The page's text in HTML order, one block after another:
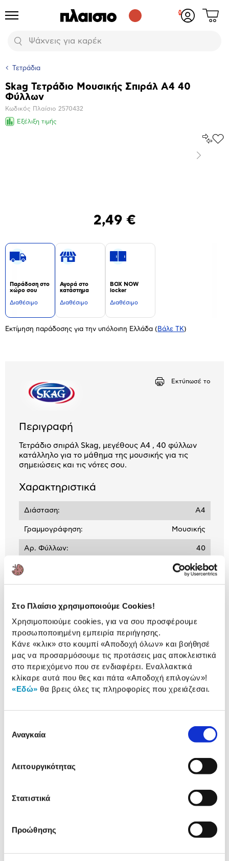
Στο Πλαίσιο χρησιμοποιούμε Cookies!
Χρησιμοποιούμε cookies, για να σου προσφέρουμε
προσωποποιημένη εμπειρία περιήγησης.
Κάνε «κλικ» στο κουμπί «Αποδοχή όλων» και βοήθησέ
μας να προσαρμόσουμε τις προτάσεις μας αποκλειστικά
στο περιεχόμενο που σε ενδιαφέρει. Εναλλακτικά
κλίκαρε αυτά που θες και πάτα «Αποδοχή επιλογών»!
«Εδώ» θα βρεις όλες τις πληροφορίες που χρειάζεσαι.
συγκατάθεσης
Αναγκαία
Λειτουργικότητας
Στατιστικά
Προώθησης
Προϊόντα
Αναζήτηση
Δες
Τετράδια
Βασικά
χαρακτηριστικά
Skag Τετράδιο Μουσικής Σπιράλ Α4 40
Φύλλων
Κωδικός Πλαίσιο 2570432
Εξέλιξη τιμής
Επόμενο
2,49 €
Παράδοση στο
χώρο σου
Διαθέσιμο
Αγορά στο
κατάστημα
Διαθέσιμο
BOX NOW
locker
Διαθέσιμο
Εκτίμηση παράδοσης για την υπόλοιπη Ελλάδα ( Βάλε ΤΚ)
Εκτύπωσέ το
Περιγραφή
Τετράδιο σπιράλ Skag, μεγέθους Α4 , 40 φύλλων
κατάλληλο για το μάθημα της μουσικής για τις
σημειώσεις και τις νότες σου.
Χαρακτηριστικά
Διάσταση: Α4
Γραμμογράφηση: Μουσικής
Αρ. Φύλλων: 40
παρουσίαση
Προδιαγραφές
προϊόντος
Χαρακτηριστικά
Αξιολογήσεις
Αξιολογήσεις
Δες τι κλίκαραν όσοι είδαν το ίδιο
Goomby Τετράδιο